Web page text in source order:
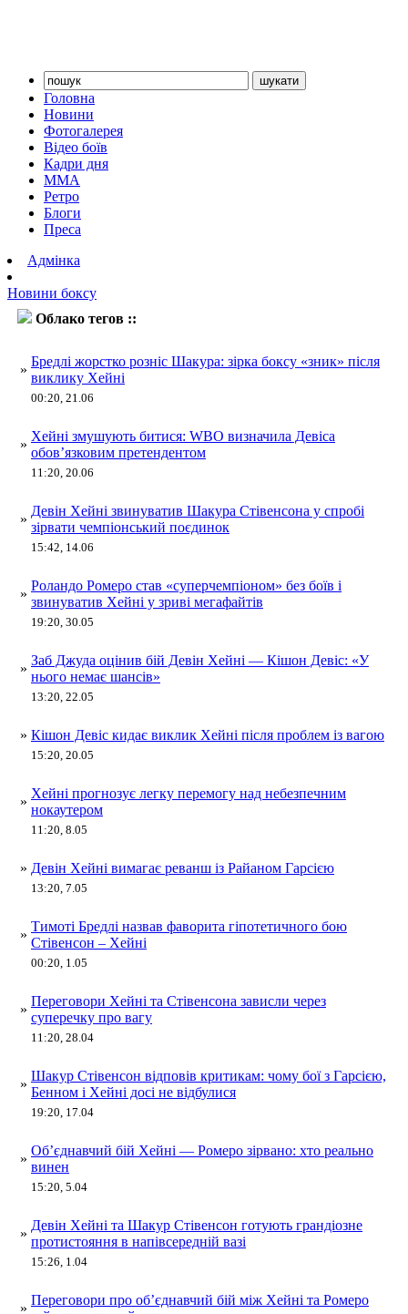
Головна
Новини
Фотогалерея
Відео боїв
Кадри дня
ММА
Ретро
Блоги
Преса
Адмінка
Новини боксу
Облако тегов ::
»
Бредлі жорстко розніс Шакура: зірка боксу «зник» після
виклику Хейні
00:20, 21.06
»
Хейні змушують битися: WBO визначила Девіса
обов’язковим претендентом
11:20, 20.06
»
Девін Хейні звинуватив Шакура Стівенсона у спробі
зірвати чемпіонський поєдинок
15:42, 14.06
»
Роландо Ромеро став «суперчемпіоном» без боїв і
звинуватив Хейні у зриві мегафайтів
19:20, 30.05
»
Заб Джуда оцінив бій Девін Хейні — Кішон Девіс: «У
нього немає шансів»
13:20, 22.05
» Кішон Девіс кидає виклик Хейні після проблем із вагою
15:20, 20.05
»
Хейні прогнозує легку перемогу над небезпечним
нокаутером
11:20, 8.05
» Девін Хейні вимагає реванш із Райаном Гарсією
13:20, 7.05
»
Тимоті Бредлі назвав фаворита гіпотетичного бою
Стівенсон – Хейні
00:20, 1.05
»
Переговори Хейні та Стівенсона зависли через
суперечку про вагу
11:20, 28.04
»
Шакур Стівенсон відповів критикам: чому бої з Гарсією,
Бенном і Хейні досі не відбулися
19:20, 17.04
»
Об’єднавчий бій Хейні — Ромеро зірвано: хто реально
винен
15:20, 5.04
»
Девін Хейні та Шакур Стівенсон готують грандіозне
протистояння в напівсередній вазі
15:26, 1.04
»
Переговори про об’єднавчий бій між Хейні та Ромеро